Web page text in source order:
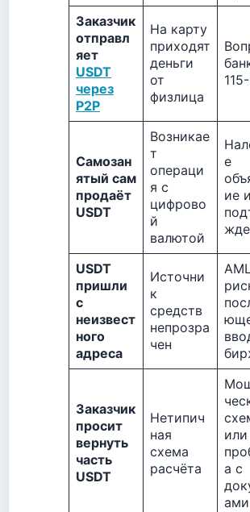
Заказчик
отправл
яет
USDT
через
P2P
На карту
приходят
деньги
от
физлица
Самозан
ятый сам
продаёт
USDT
Возникае
т
операци
я с
цифрово
й
валютой
е
ие и
USDT
пришли
с
неизвест
ного
адреса
Источни
к
средств
непрозра
чен
Заказчик
просит
вернуть
часть
USDT
Нетипич
ная
схема
расчёта
или
а с
ами